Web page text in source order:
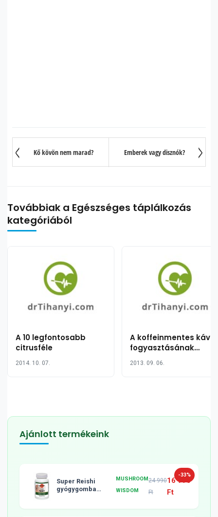
Kő kövön nem marad? Emberek vagy disznók?
Továbbiak a Egészséges táplálkozás
kategóriából
A 10 legfontosabb
citrusféle
2014. 10. 07.
A koffeinmentes kávé
fogyasztásának
2013. 09. 06.
Ajánlott termékeink
-33%
Super Reishi
gyógygomba
MUSHROOM
WISDOM
24 990
Ft
16 990
Ft